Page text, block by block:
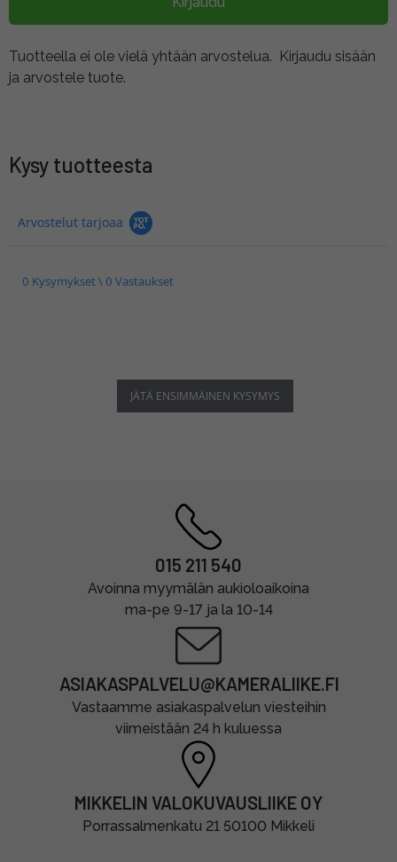
Tuotteella ei ole vielä yhtään arvostelua. Kirjaudu sisään
ja arvostele tuote.
Kysy tuotteesta
Arvostelut tarjoaa
0 Kysymykset \ 0 Vastaukset
JÄTÄ ENSIMMÄINEN KYSYMYS
015 211 540
Avoinna myymälän aukioloaikoina
ma-pe 9-17 ja la 10-14
ASIAKASPALVELU@KAMERALIIKE.FI
Vastaamme asiakaspalvelun viesteihin
viimeistään 24 h kuluessa
MIKKELIN VALOKUVAUSLIIKE OY
Porrassalmenkatu 21 50100 Mikkeli